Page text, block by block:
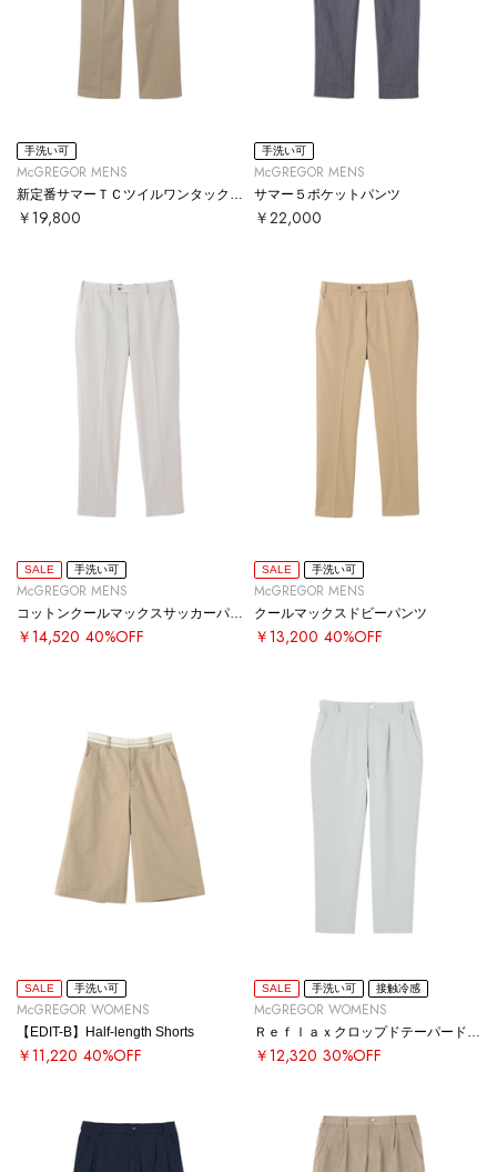
手洗い可
McGREGOR MENS
￥19,800
手洗い可
McGREGOR MENS
サマー５ポケットパンツ
￥22,000
SALE 手洗い可
McGREGOR MENS
コットンクールマックスサッカーパンツ
￥14,520 40%OFF
SALE 手洗い可
McGREGOR MENS
クールマックスドビーパンツ
￥13,200 40%OFF
SALE 手洗い可
McGREGOR WOMENS
【EDIT-B】Half-length Shorts
￥11,220 40%OFF
SALE 手洗い可 接触冷感
McGREGOR WOMENS
￥12,320 30%OFF